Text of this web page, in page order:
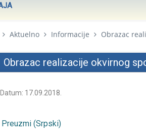
Aktuelno Informacije Obrazac
Obrazac realizacije okvirnog
Datum: 17.09.2018.
Preuzmi (Srpski)